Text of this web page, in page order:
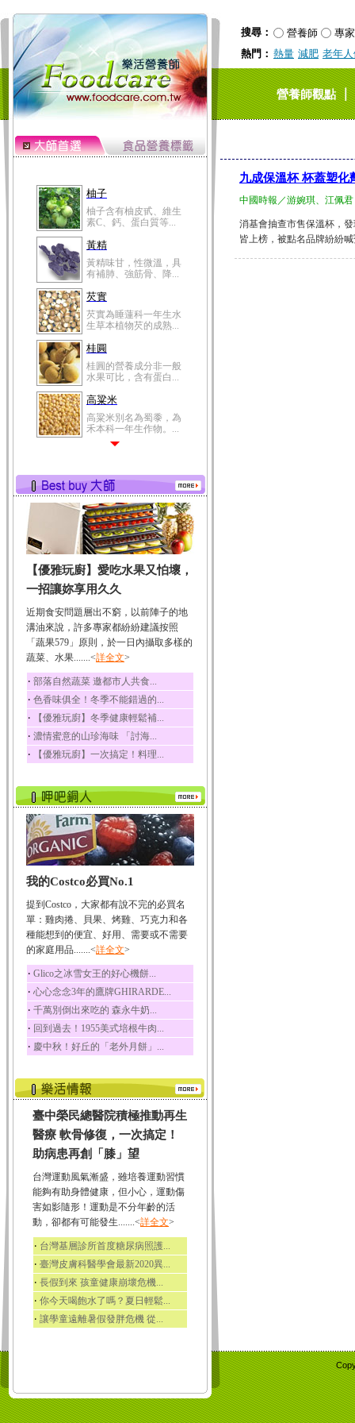
搜尋： 營養師
專家
熱門： 熱量 減肥 老年
營養師觀點｜
柚子
柚子含有柚皮甙、維生
素C、鈣、蛋白質等...
黃精
黃精味甘，性微溫，具
有補肺、強筋骨、降...
芡實
芡實為睡蓮科一年生水
生草本植物芡的成熟...
桂圓
桂圓的營養成分非一般
水果可比，含有蛋白...
高粱米
高粱米別名為蜀黍，為
禾本科一年生作物。...
有蛋白質、脂肪、磷...
鮪魚
鮪魚肚肉中的不飽和脂
肪酸內富含EPA和DH...
韭菜
韭菜所含的膳食纖維能
幫助消化與通便；揮...
冬瓜
冬瓜營養價值高，鈉含
量極低是水腫病人的...
豆豉
豆豉裡頭含有營養的蛋
白質、脂肪、鈣、磷...
榛果
榛果裡所含的營養素有
蛋白質、脂肪、醣類...
迷迭香
酸、迷迭香酸、植物...
咖啡
咖啡中的咖啡因會刺激
中樞神經系統，特別...
椰子
椰子含有糖類、脂肪、
荔枝
荔枝性質溫和所含的營
養素有醣類、檸檬酸...
五味子
五味子性質溫熱所含營
養成分有揮發油、檸...
草魚
草魚含有維生素A、維生
素C、及豐富的蛋白...
【優雅玩廚】愛吃水果又怕壞，
一招讓妳享用久久
近期食安問題層出不窮，以前陣子的地
溝油來說，許多專家都紛紛建議按照
「蔬果579」原則，於一日內攝取多樣的
蔬菜、水果.......<詳全文>
‧ 部落自然蔬菜 邀都市人共食...
‧ 色香味俱全！冬季不能錯過的...
‧ 【優雅玩廚】冬季健康輕鬆補...
‧ 濃情蜜意的山珍海味 「討海...
‧ 【優雅玩廚】一次搞定！料理...
我的Costco必買No.1
提到Costco，大家都有說不完的必買名
單：雞肉捲、貝果、烤雞、巧克力和各
種能想到的便宜、好用、需要或不需要
的家庭用品.......<詳全文>
‧ Glico之冰雪女王的好心機餅...
‧ 心心念念3年的鷹牌GHIRARDE...
‧ 千萬別倒出來吃的 森永牛奶...
‧ 回到過去！1955美式培根牛肉...
‧ 慶中秋！好丘的「老外月餅」...
臺中榮民總醫院積極推動再生
醫療 軟骨修復，一次搞定！
助病患再創「膝」望
台灣運動風氣漸盛，雖培養運動習慣
能夠有助身體健康，但小心，運動傷
害如影隨形！運動是不分年齡的活
動，卻都有可能發生.......<詳全文>
‧ 台灣基層診所首度糖尿病照護...
‧ 臺灣皮膚科醫學會最新2020異...
‧ 長假到來 孩童健康崩壞危機...
‧ 你今天喝飽水了嗎？夏日輕鬆...
‧ 讓學童遠離暑假發胖危機 從...
九成保溫杯 杯蓋塑化
中國時報／游婉琪、江佩
消基會抽查市售保溫杯，
皆上榜，被點名品牌紛紛